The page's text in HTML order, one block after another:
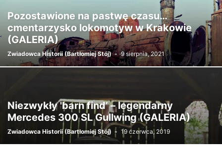
Pozostawione na pastwę czasu…
cmentarzysko lokomotyw w Krakowie
(GALERIA)
Zwiadowca Historii (Bartłomiej Stój) - 9 sierpnia, 2021
Niezwykły 'barn find’ – legendarny
Mercedes 300 SL Gullwing (GALERIA)
Zwiadowca Historii (Bartłomiej Stój) - 19 czerwca, 2019